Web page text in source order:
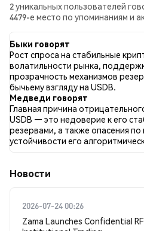
2 уникальных пользователей
4479-е место по упоминаниям и
USDB во всех социальных сетях
опубликовано 0 новостных
твитов имели бычий настрой по
медвежьим настроем по USDB.
нейтральными по отношению к
на 3 твитах.
Быки говорят
Рост спроса на стабильные
волатильности рынка,
прозрачность механизмов
бычьему взгляду на USDB.
Медведи говорят
Главная причина
USDB — это недоверие к его
резервами, а также опасения
устойчивости его
Новости
2026-07-24 00:26
Zama Launches Confidential